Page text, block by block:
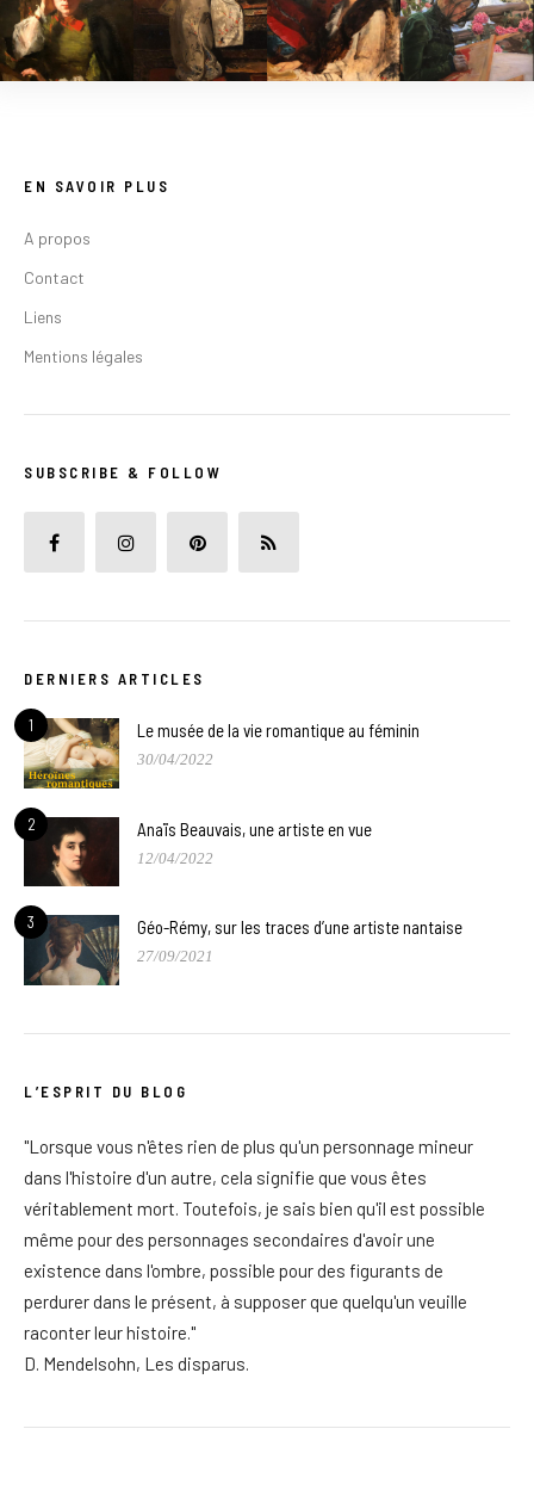
EN SAVOIR PLUS
A propos
Contact
Liens
Mentions légales
SUBSCRIBE & FOLLOW
DERNIERS ARTICLES
1 Le musée de la vie romantique au féminin
30/04/2022
2 Anaïs Beauvais, une artiste en vue
12/04/2022
3 Géo-Rémy, sur les traces d’une artiste nantaise
27/09/2021
L’ESPRIT DU BLOG
"Lorsque vous n'êtes rien de plus qu'un personnage mineur
dans l'histoire d'un autre, cela signifie que vous êtes
véritablement mort. Toutefois, je sais bien qu'il est possible
même pour des personnages secondaires d'avoir une
existence dans l'ombre, possible pour des figurants de
perdurer dans le présent, à supposer que quelqu'un veuille
raconter leur histoire."
D. Mendelsohn, Les disparus.